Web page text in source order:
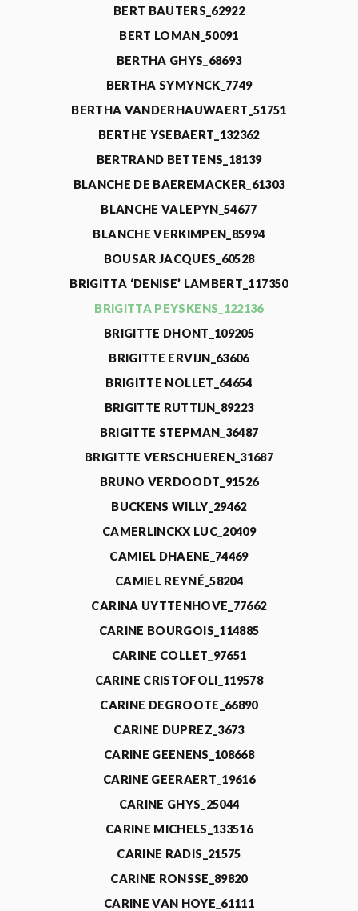
BERT BAUTERS_62922
BERT LOMAN_50091
BERTHA GHYS_68693
BERTHA SYMYNCK_7749
BERTHA VANDERHAUWAERT_51751
BERTHE YSEBAERT_132362
BERTRAND BETTENS_18139
BLANCHE DE BAEREMACKER_61303
BLANCHE VALEPYN_54677
BLANCHE VERKIMPEN_85994
BOUSAR JACQUES_60528
BRIGITTA ‘DENISE’ LAMBERT_117350
BRIGITTA PEYSKENS_122136
BRIGITTE DHONT_109205
BRIGITTE ERVIJN_63606
BRIGITTE NOLLET_64654
BRIGITTE RUTTIJN_89223
BRIGITTE STEPMAN_36487
BRIGITTE VERSCHUEREN_31687
BRUNO VERDOODT_91526
BUCKENS WILLY_29462
CAMERLINCKX LUC_20409
CAMIEL DHAENE_74469
CAMIEL REYNÉ_58204
CARINA UYTTENHOVE_77662
CARINE BOURGOIS_114885
CARINE COLLET_97651
CARINE CRISTOFOLI_119578
CARINE DEGROOTE_66890
CARINE DUPREZ_3673
CARINE GEENENS_108668
CARINE GEERAERT_19616
CARINE GHYS_25044
CARINE MICHELS_133516
CARINE RADIS_21575
CARINE RONSSE_89820
CARINE VAN HOYE_61111